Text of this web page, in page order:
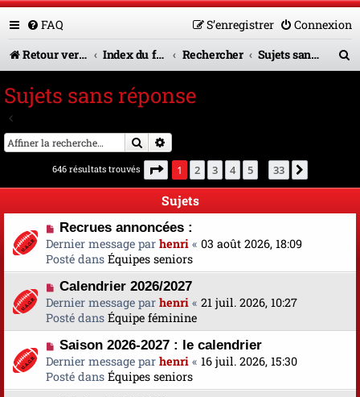
FAQ Connexion
S’enregistrer
Retour vers le site U.A.G.R.
Index du forum Rechercher Sujets sans réponse
Sujets sans réponse
Rechercher
646 résultats trouvés Page 1sur33
1 2 3 4 5 33
Sujets
N
o
u
v
e
a
u
m
e
s
s
Recrues annoncées :
Dernier message par henri « 03 août 2026, 18:09
Posté dans Équipes seniors
N
o
u
v
e
a
u
m
Calendrier 2026/2027
Dernier message par henri « 21 juil. 2026, 10:27
Posté dans Équipe féminine
N
o
u
v
Saison 2026-2027 : le calendrier
Dernier message par henri « 16 juil. 2026, 15:30
Posté dans Équipes seniors